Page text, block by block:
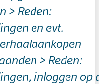
> Reden:
en evt.
> Reden:
inloggen op